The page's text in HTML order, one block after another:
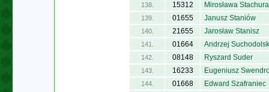
138. 15312 Mirosława Stachura
139. 01655 Janusz Staniów
140. 21655 Jarosław Stanisz
141. 01664 Andrzej
142. 08148 Ryszard Suder
143. 16233 Eugeniusz
144. 01668 Edward Szafraniec